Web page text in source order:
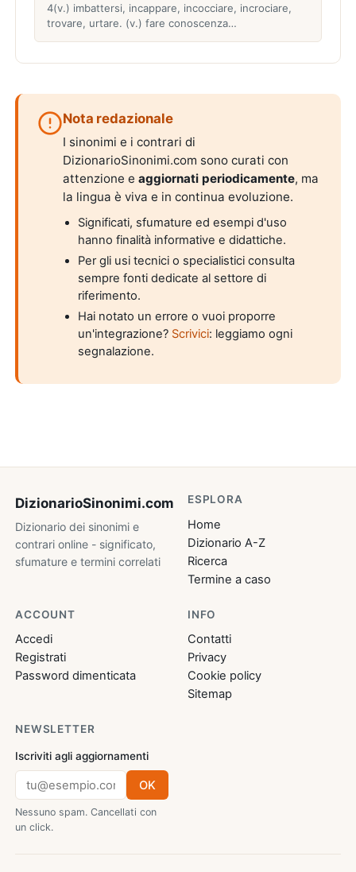
4(v.) imbattersi, incappare, incocciare, incrociare,
trovare, urtare. (v.) fare conoscenza…
Nota redazionale
I sinonimi e i contrari di
DizionarioSinonimi.com sono curati con
attenzione eaggiornati periodicamente, ma
la lingua è viva e in continua evoluzione.
Significati, sfumature ed esempi d'uso
hanno finalità informative e didattiche.
Per gli usi tecnici o specialistici consulta
sempre fonti dedicate al settore di
riferimento.
Hai notato un errore o vuoi proporre
un'integrazione? Scrivici: leggiamo ogni
segnalazione.
DizionarioSinonimi.com
Dizionario dei sinonimi e
contrari online - significato,
sfumature e termini correlati
ESPLORA
Home
Dizionario A-Z
Ricerca
Termine a caso
ACCOUNT
Accedi
Registrati
Password dimenticata
INFO
Contatti
Privacy
Cookie policy
Sitemap
NEWSLETTER
Iscriviti agli aggiornamenti
OK
Nessuno spam. Cancellati con
un click.